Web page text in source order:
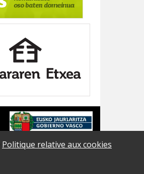
Politique relative aux cookies